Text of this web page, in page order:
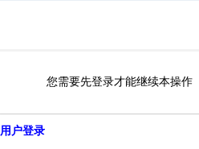
您需要先登录才能继续本操作
用户登录